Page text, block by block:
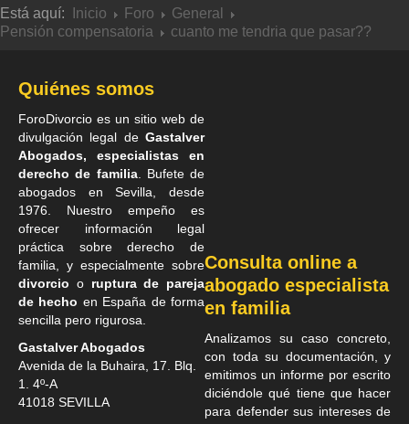
Está aquí: Inicio Foro
General
Pensión compensatoria
cuanto me tendria que pasar??
Quiénes somos
ForoDivorcio es un sitio web de
divulgación legal de Gastalver
Abogados, especialistas en
derecho de familia. Bufete de
abogados en Sevilla, desde
1976. Nuestro empeño es
ofrecer información legal
práctica sobre derecho de
familia, y especialmente sobre
divorcio o ruptura de pareja
de hecho en España de forma
sencilla pero rigurosa.
Gastalver Abogados
Avenida de la Buhaira, 17. Blq.
1. 4º-A
41018 SEVILLA
Consulta online a
abogado especialista
en familia
Analizamos su caso concreto,
con toda su documentación, y
emitimos un informe por escrito
diciéndole qué tiene que hacer
para defender sus intereses de